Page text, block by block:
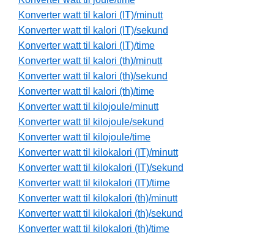
Konverter watt til kalori (IT)/minutt
Konverter watt til kalori (IT)/sekund
Konverter watt til kalori (IT)/time
Konverter watt til kalori (th)/minutt
Konverter watt til kalori (th)/sekund
Konverter watt til kalori (th)/time
Konverter watt til kilojoule/minutt
Konverter watt til kilojoule/sekund
Konverter watt til kilojoule/time
Konverter watt til kilokalori (IT)/minutt
Konverter watt til kilokalori (IT)/sekund
Konverter watt til kilokalori (IT)/time
Konverter watt til kilokalori (th)/minutt
Konverter watt til kilokalori (th)/sekund
Konverter watt til kilokalori (th)/time